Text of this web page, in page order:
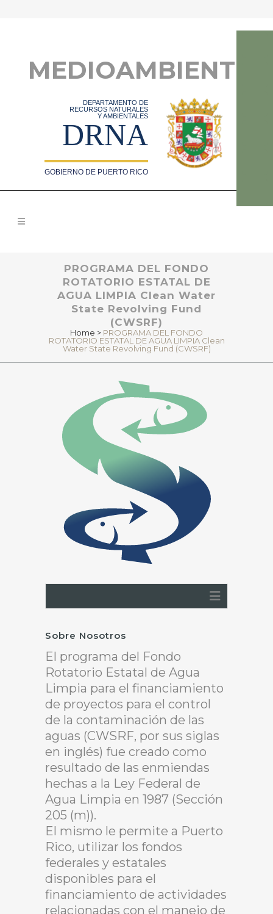
MEDIOAMBIENTE
DEPARTAMENTO DE
RECURSOS NATURALES
Y AMBIENTALES
DRNA
GOBIERNO DE PUERTO RICO
PROGRAMA DEL FONDO
ROTATORIO ESTATAL DE
AGUA LIMPIA Clean Water
State Revolving Fund
(CWSRF)
Home > PROGRAMA DEL FONDO
ROTATORIO ESTATAL DE AGUA LIMPIA Clean
Water State Revolving Fund (CWSRF)
Sobre Nosotros
El programa del Fondo
Rotatorio Estatal de Agua
Limpia para el financiamiento
de proyectos para el control
de la contaminación de las
aguas (CWSRF, por sus siglas
en inglés) fue creado como
resultado de las enmiendas
hechas a la Ley Federal de
Agua Limpia en 1987 (Sección
205 (m)).
El mismo le permite a Puerto
Rico, utilizar los fondos
federales y estatales
disponibles para el
financiamiento de actividades
relacionadas con el manejo de